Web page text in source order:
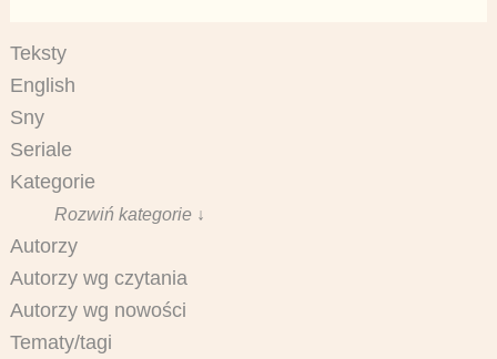
Teksty
English
Sny
Seriale
Kategorie
Rozwiń kategorie ↓
Autorzy
Autorzy wg czytania
Autorzy wg nowości
Tematy/tagi